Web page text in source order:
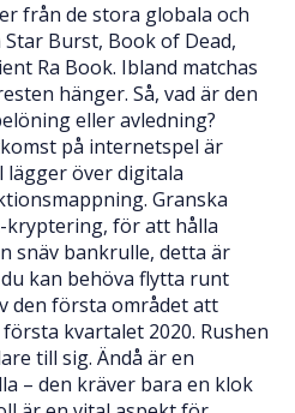
från de stora globala och
Burst, Book of Dead,
Ra Book. Ibland matchas
hänger. Så, vad är den
eller avledning?
på internetspel är
lägger över digitala
Granska
kryptering, för att hålla
snäv bankrulle, detta är
kan behöva flytta runt
den första området att
kvartalet 2020. Rushen
till sig. Ändå är en
– den kräver bara en klok